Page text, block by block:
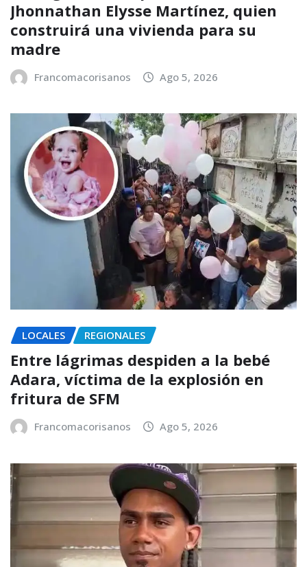
Jhonnathan Elysse Martínez, quien
construirá una vivienda para su
madre
Francomacorisanos Ago 5, 2026
LOCALES REGIONALES
Entre lágrimas despiden a la bebé
Adara, víctima de la explosión en
fritura de SFM
Francomacorisanos Ago 5, 2026